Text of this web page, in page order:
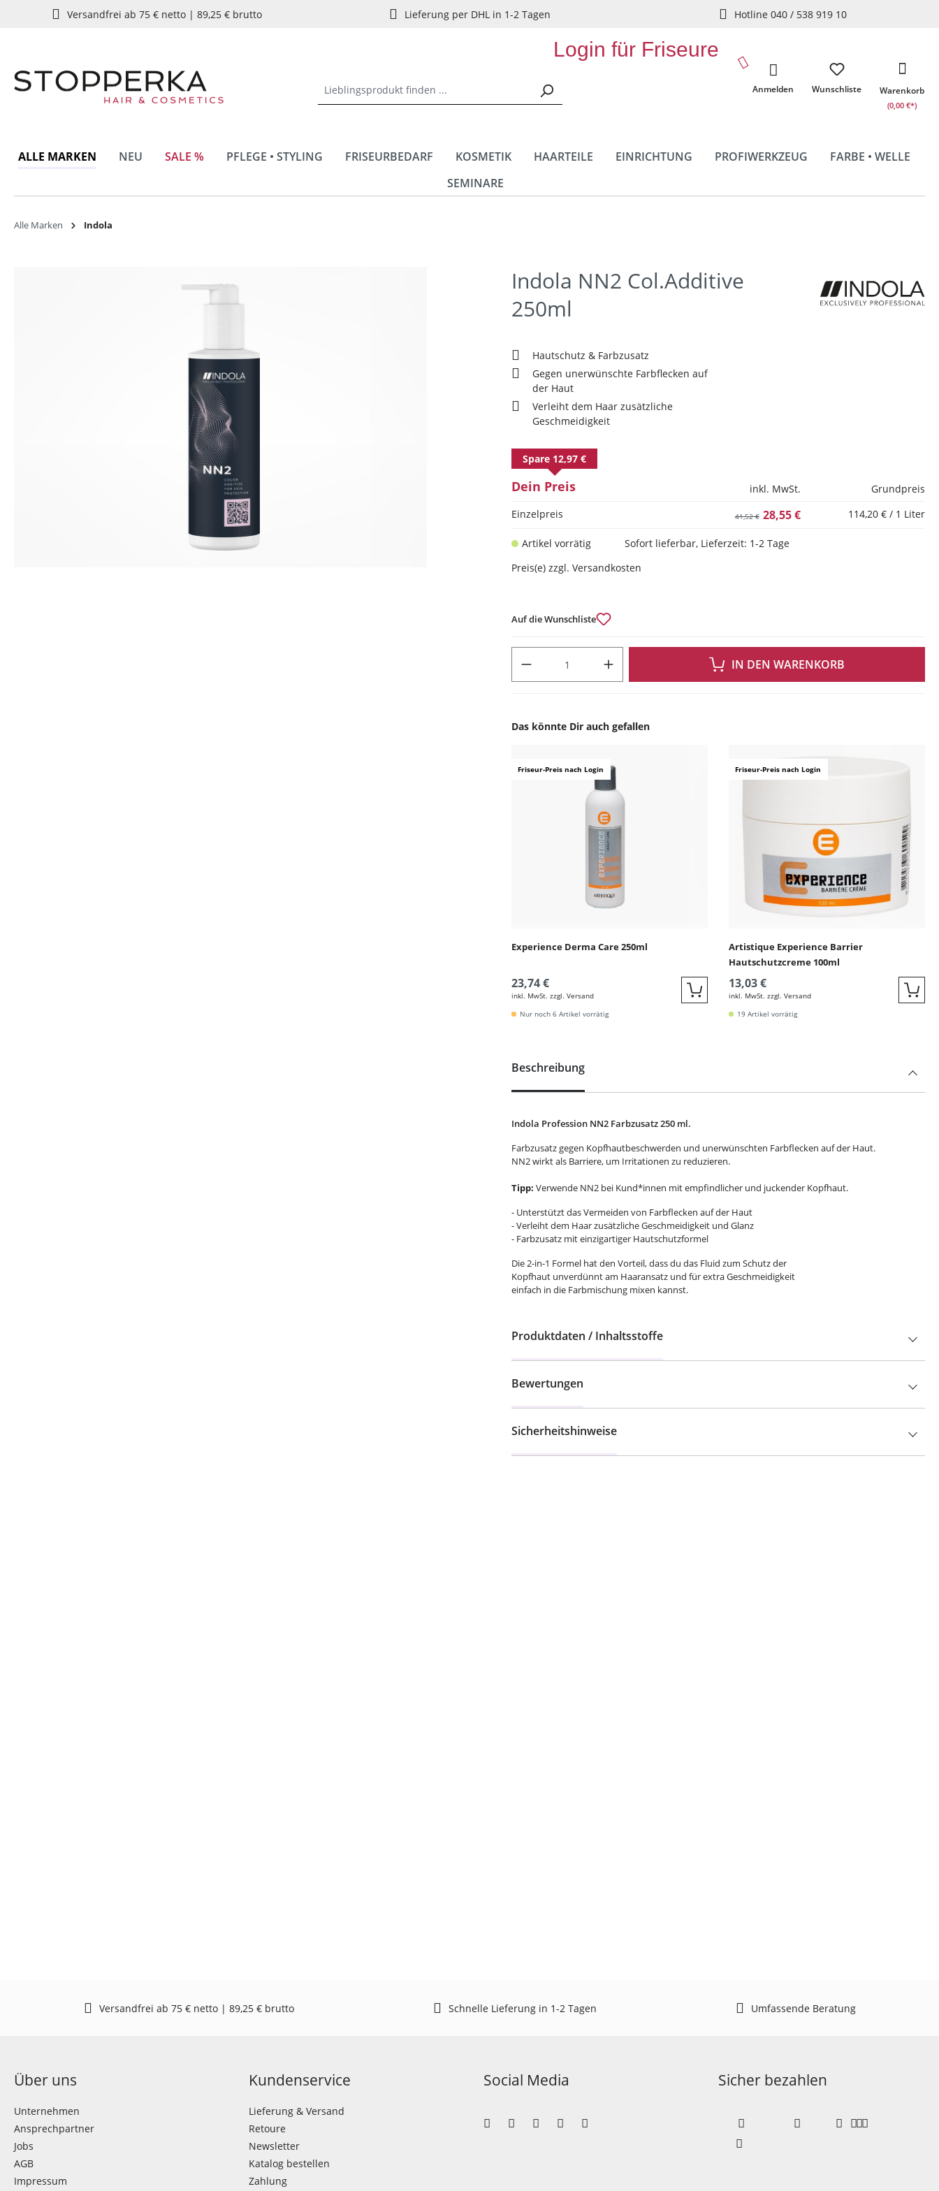
Zur Hauptnavigation springen
Versandfrei ab 75 € netto | 89,25 € brutto Lieferung per DHL in 1-2 Tagen Hotline 040 / 538 919 10
Login für Friseure
Wunschliste
Anmelden Warenkorb
(0,00 €*)
ALLE MARKEN NEU SALE % PFLEGE • STYLING FRISEURBEDARF KOSMETIK HAARTEILE EINRICHTUNG PROFIWERKZEUG
FARBE • WELLE
SEMINARE
Alle Marken Indola
Indola NN2 Col.Additive
250ml
Hautschutz & Farbzusatz
Gegen unerwünschte Farbflecken auf
der Haut
Verleiht dem Haar zusätzliche
Geschmeidigkeit
Dein Preis inkl. MwSt.
Grundpreis
Einzelpreis
28,55 €
41,52 €
Spare 12,97 €
114,20 € / 1 Liter
Artikel vorrätig
Sofort lieferbar, Lieferzeit: 1-2 Tage
Preis(e) zzgl. Versandkosten
Auf die Wunschliste
IN DEN WARENKORB
Das könnte Dir auch gefallen
Friseur-Preis nach Login
Experience Derma Care 250ml
23,74 €
inkl. MwSt. zzgl. Versand Quickbuy
Nur noch 6 Artikel vorrätig
Friseur-Preis nach Login
Artistique Experience Barrier
Hautschutzcreme 100ml
13,03 €
inkl. MwSt. zzgl. Versand
19 Artikel vorrätig
Beschreibung
Indola Profession NN2 Farbzusatz 250 ml.
Farbzusatz gegen Kopfhautbeschwerden und unerwünschten Farbflecken auf der Haut.
NN2 wirkt als Barriere, um Irritationen zu reduzieren.
Tipp: Verwende NN2 bei Kund*innen mit empfindlicher und juckender Kopfhaut.
- Unterstützt das Vermeiden von Farbflecken auf der Haut
- Verleiht dem Haar zusätzliche Geschmeidigkeit und Glanz
- Farbzusatz mit einzigartiger Hautschutzformel
Die 2-in-1 Formel hat den Vorteil, dass du das Fluid zum Schutz der
Kopfhaut unverdünnt am Haaransatz und für extra Geschmeidigkeit
einfach in die Farbmischung mixen kannst.
Produktdaten / Inhaltsstoffe
Bewertungen
Sicherheitshinweise
Versandfrei ab 75 € netto | 89,25 € brutto Schnelle Lieferung in 1-2 Tagen Umfassende Beratung
Über uns
Unternehmen
Ansprechpartner
Jobs
AGB
Impressum
Kundenservice
Lieferung & Versand
Retoure
Newsletter
Katalog bestellen
Zahlung
Social Media Sicher bezahlen